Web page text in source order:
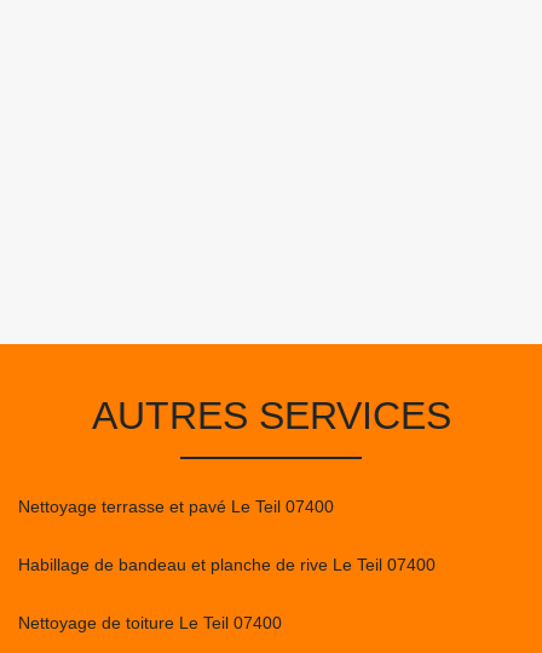
AUTRES SERVICES
Nettoyage terrasse et pavé Le Teil 07400
Habillage de bandeau et planche de rive Le Teil 07400
Nettoyage de toiture Le Teil 07400